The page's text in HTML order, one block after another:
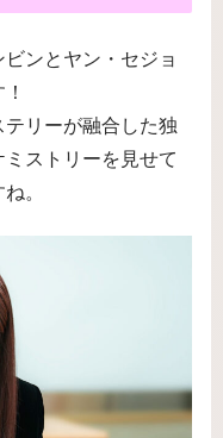
ビンとヤン・セジョ
リーが融合した独
ストリーを見せて
。